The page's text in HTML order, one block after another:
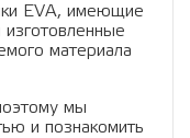
EVA, имеющие
изготовленные
материала
мы
и познакомить